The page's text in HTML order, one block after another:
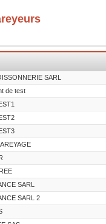
SARL
de test
SARL
SARL 2